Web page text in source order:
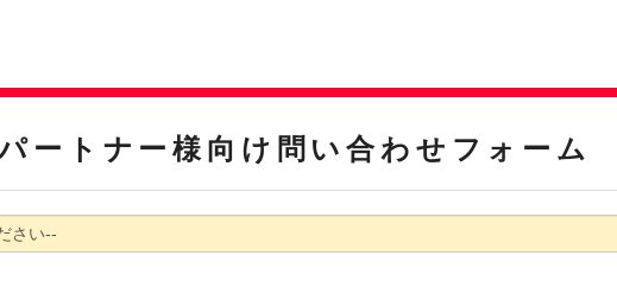
ートナー様向け問い合わせフォーム